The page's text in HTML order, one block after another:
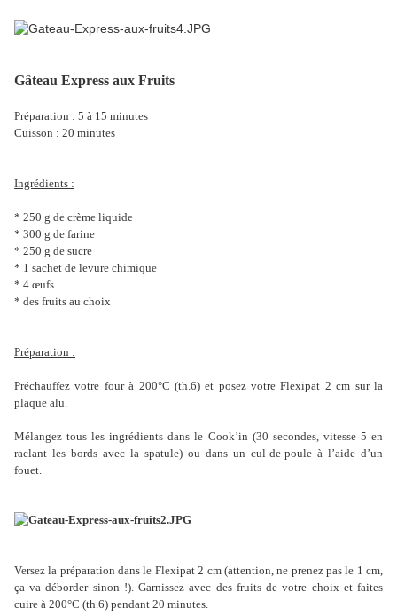
Gâteau Express aux Fruits
Préparation : 5 à 15 minutes
Cuisson : 20 minutes
Ingrédients :
* 250 g de crème liquide
* 300 g de farine
* 250 g de sucre
* 1 sachet de levure chimique
* 4 œufs
* des fruits au choix
Préparation :
Préchauffez votre four à 200°C (th.6) et posez votre Flexipat 2 cm sur la
plaque alu.
Mélangez tous les ingrédients dans le Cook’in (30 secondes, vitesse 5 en
raclant les bords avec la spatule) ou dans un cul-de-poule à l’aide d’un
fouet.
Versez la préparation dans le Flexipat 2 cm (attention, ne prenez pas le 1 cm,
ça va déborder sinon !). Garnissez avec des fruits de votre choix et faites
cuire à 200°C (th.6) pendant 20 minutes.